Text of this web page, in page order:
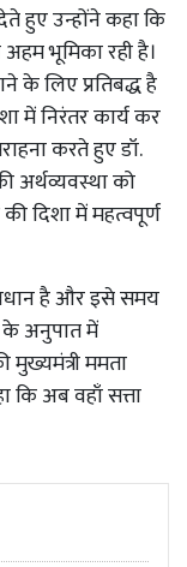
हुए उन्होंने कहा कि
भूमिका रही है।
लिए प्रतिबद्ध है
में निरंतर कार्य कर
करते हुए डॉ.
अर्थव्यवस्था को
दिशा में महत्वपूर्ण
है और इसे समय
के अनुपात में
मुख्यमंत्री ममता
कि अब वहाँ सत्ता